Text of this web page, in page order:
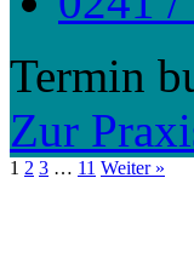
Termin
Zur
1 2 3 … 11 Weiter »